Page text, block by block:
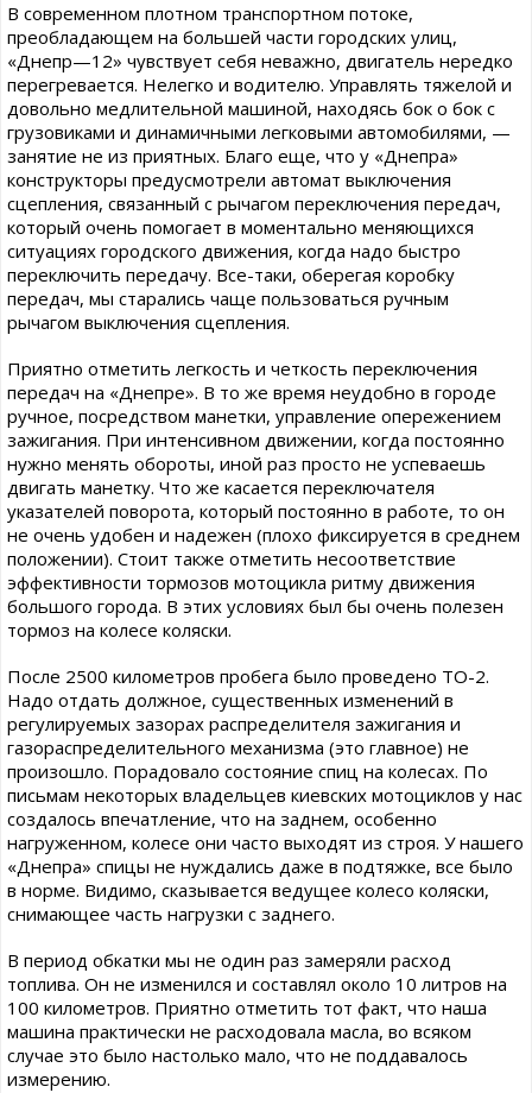
В современном плотном транспортном потоке,
преобладающем на большей части городских улиц,
«Днепр—12» чувствует себя неважно, двигатель нередко
перегревается. Нелегко и водителю. Управлять тяжелой и
довольно медлительной машиной, находясь бок о бок с
грузовиками и динамичными легковыми автомобилями, —
занятие не из приятных. Благо еще, что у «Днепра»
конструкторы предусмотрели автомат выключения
сцепления, связанный с рычагом переключения передач,
который очень помогает в моментально меняющихся
ситуациях городского движения, когда надо быстро
переключить передачу. Все-таки, оберегая коробку
передач, мы старались чаще пользоваться ручным
рычагом выключения сцепления.
Приятно отметить легкость и четкость переключения
передач на «Днепре». В то же время неудобно в городе
ручное, посредством манетки, управление опережением
зажигания. При интенсивном движении, когда постоянно
нужно менять обороты, иной раз просто не успеваешь
двигать манетку. Что же касается переключателя
указателей поворота, который постоянно в работе, то он
не очень удобен и надежен (плохо фиксируется в среднем
положении). Стоит также отметить несоответствие
эффективности тормозов мотоцикла ритму движения
большого города. В этих условиях был бы очень полезен
тормоз на колесе коляски.
После 2500 километров пробега было проведено ТО-2.
Надо отдать должное, существенных изменений в
регулируемых зазорах распределителя зажигания и
газораспределительного механизма (это главное) не
произошло. Порадовало состояние спиц на колесах. По
письмам некоторых владельцев киевских мотоциклов у нас
создалось впечатление, что на заднем, особенно
нагруженном, колесе они часто выходят из строя. У нашего
«Днепра» спицы не нуждались даже в подтяжке, все было
в норме. Видимо, сказывается ведущее колесо коляски,
снимающее часть нагрузки с заднего.
В период обкатки мы не один раз замеряли расход
топлива. Он не изменился и составлял около 10 литров на
100 километров. Приятно отметить тот факт, что наша
машина практически не расходовала масла, во всяком
случае это было настолько мало, что не поддавалось
измерению.